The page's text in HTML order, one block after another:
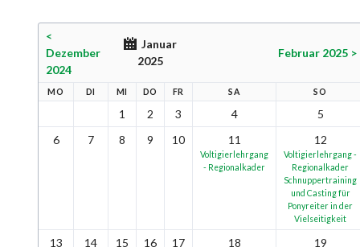
<
Dezember
2024
Januar
2025
Februar 2025 >
MO DI MI DO FR SA SO
1 2 3 4
5
6
7 8 9 10 11
Voltigierlehrgang
- Regionalkader
12
Voltigierlehrgang -
Regionalkader
Schnuppertraining
und Casting für
Ponyreiter in der
Vielseitigkeit
13 14 15 16 17 18
19